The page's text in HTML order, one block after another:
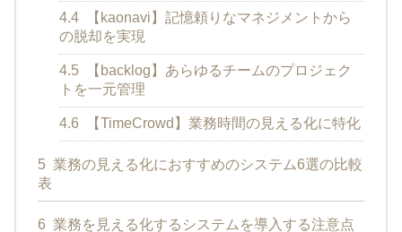
4.4
【kaonavi】記憶頼りなマネジメントから
の脱却を実現
4.5
【backlog】あらゆるチームのプロジェク
トを一元管理
4.6 【TimeCrowd】業務時間の見える化に特化
5 業務の見える化におすすめのシステム6選の比較
表
6 業務を見える化するシステムを導入する注意点